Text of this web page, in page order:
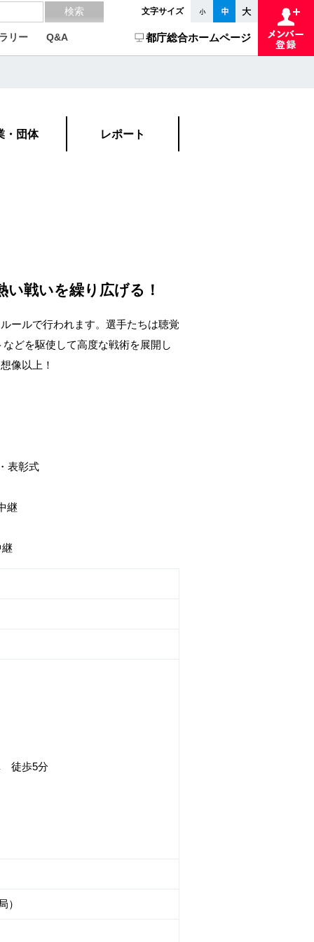
文字サイズ
リー Q&A 都庁総合ホームページ
・団体 レポート
戦いを繰り広げる！
ールで行われます。選手たちは聴覚
どを駆使して高度な戦術を展開し
像以上！
表彰式
継​
継​
徒歩5分
）